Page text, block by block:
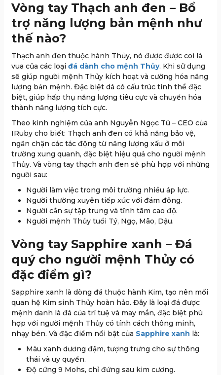
Vòng tay Thạch anh đen – Bổ
trợ năng lượng bản mệnh như
thế nào?
Thạch anh đen thuộc hành Thủy, nó được được coi là
vua của các loại đá dành cho mệnh Thủy. Khi sử dụng
sẽ giúp người mệnh Thủy kích hoạt và cường hóa năng
lượng bản mệnh. Đặc biệt dá có cấu trúc tinh thể đặc
biệt, giúp hấp thụ năng lượng tiêu cực và chuyển hóa
thành năng lượng tích cực.
Theo kinh nghiệm của anh Nguyễn Ngọc Tú – CEO của
IRuby cho biết: Thạch anh đen có khả năng bảo vệ,
ngăn chặn các tác động từ năng lượng xấu ở môi
trường xung quanh, đặc biệt hiệu quả cho người mệnh
Thủy. Và vòng tay thạch anh đen sẽ phù hợp với những
người sau:
Người làm việc trong môi trường nhiều áp lực.
Người thường xuyên tiếp xúc với đám đông.
Người cần sự tập trung và tĩnh tâm cao độ.
Người mệnh Thủy tuổi Tý, Ngọ, Mão, Dậu.
Vòng tay Sapphire xanh – Đá
quý cho người mệnh Thủy có
đặc điểm gì?
Sapphire xanh là dòng đá thuộc hành Kim, tạo nên mối
quan hệ Kim sinh Thủy hoàn hảo. Đây là loại đá được
mệnh danh là đá của trí tuệ và may mắn, đặc biệt phù
hợp với người mệnh Thủy có tính cách thông minh,
nhạy bén. Và đặc điểm nổi bật của Sapphire xanh là:
Màu xanh dương đậm, tượng trưng cho sự thông
thái và uy quyền.
Độ cứng 9 Mohs, chỉ đứng sau kim cương.